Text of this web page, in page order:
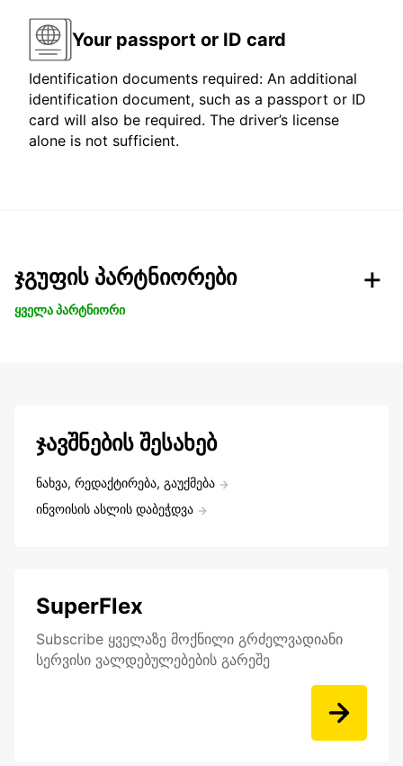
Your passport or ID card
Identification documents required: An additional
identification document, such as a passport or ID
card will also be required. The driver’s license
alone is not sufficient.
ჯგუფის პარტნიორები
ყველა პარტნიორი
ჯავშნების შესახებ
ნახვა, რედაქტირება, გაუქმება
ინვოისის ასლის დაბეჭდვა
SuperFlex
Subscribe ყველაზე მოქნილი გრძელვადიანი
სერვისი ვალდებულებების გარეშე